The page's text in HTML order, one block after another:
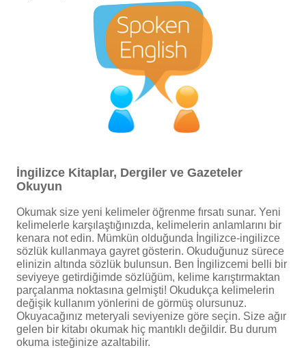
İngilizce Kitaplar, Dergiler ve Gazeteler
Okuyun
Okumak size yeni kelimeler öğrenme fırsatı sunar. Yeni
kelimelerle karşılaştığınızda, kelimelerin anlamlarını bir
kenara not edin. Mümkün olduğunda İngilizce-ingilizce
sözlük kullanmaya gayret gösterin. Okuduğunuz sürece
elinizin altında sözlük bulunsun. Ben İngilizcemi belli bir
seviyeye getirdiğimde sözlüğüm, kelime karıştırmaktan
parçalanma noktasına gelmişti! Okudukça kelimelerin
değişik kullanım yönlerini de görmüş olursunuz.
Okuyacağınız meteryali seviyenize göre seçin. Size ağır
gelen bir kitabı okumak hiç mantıklı değildir. Bu durum
okuma isteğinize azaltabilir.